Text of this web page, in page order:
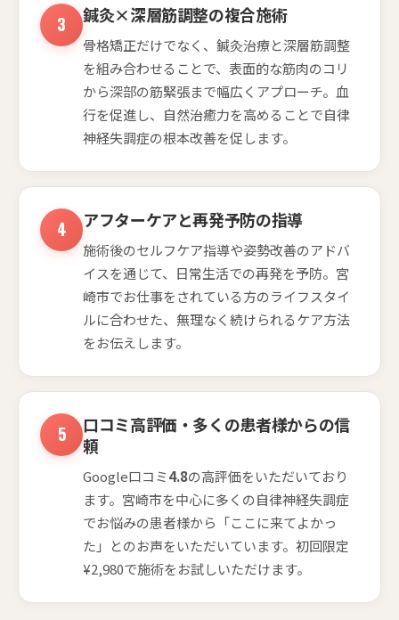
鍼灸×深層筋調整の複合施術
骨格矯正だけでなく、鍼灸治療と深層筋調整
を組み合わせることで、表面的な筋肉のコリ
から深部の筋緊張まで幅広くアプローチ。血
行を促進し、自然治癒力を高めることで自律
神経失調症の根本改善を促します。
アフターケアと再発予防の指導
施術後のセルフケア指導や姿勢改善のアドバ
イスを通じて、日常生活での再発を予防。宮
崎市でお仕事をされている方のライフスタイ
ルに合わせた、無理なく続けられるケア方法
をお伝えします。
口コミ高評価・多くの患者様からの信
頼
Google口コミ4.8の高評価をいただいており
ます。宮崎市を中心に多くの自律神経失調症
でお悩みの患者様から「ここに来てよかっ
た」とのお声をいただいています。初回限定
¥2,980で施術をお試しいただけます。